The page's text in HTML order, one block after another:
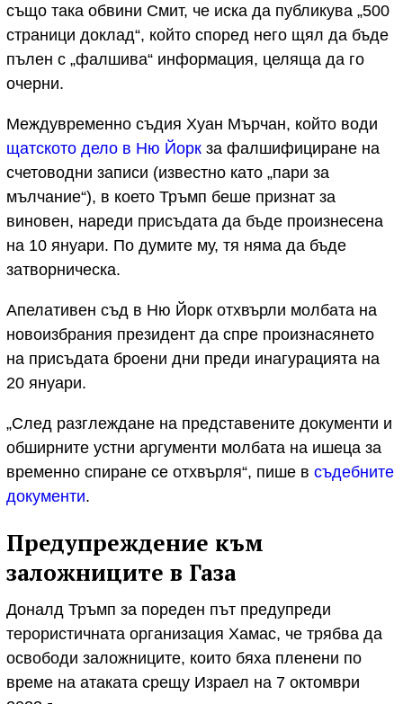
също така обвини Смит, че иска да публикува „500
страници доклад“, който според него щял да бъде
пълен с „фалшива“ информация, целяща да го
очерни.
Междувременно съдия Хуан Мърчан, който води
щатското дело в Ню Йорк за фалшифициране на
счетоводни записи (известно като „пари за
мълчание“), в което Тръмп беше признат за
виновен, нареди присъдата да бъде произнесена
на 10 януари. По думите му, тя няма да бъде
затворническа.
Апелативен съд в Ню Йорк отхвърли молбата на
новоизбрания президент да спре произнасянето
на присъдата броени дни преди инагурацията на
20 януари.
„След разглеждане на представените документи и
обширните устни аргументи молбата на ишеца за
временно спиране се отхвърля“, пише в съдебните
документи.
Предупреждение към
заложниците в Газа
Доналд Тръмп за пореден път предупреди
терористичната организация Хамас, че трябва да
освободи заложниците, които бяха пленени по
време на атаката срещу Израел на 7 октомври